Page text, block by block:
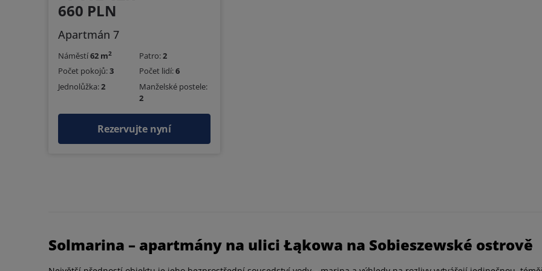
660 PLN
Apartmán 7
Náměstí62 m2 Patro:2
Počet pokojů:3 Počet lidí:6
Jednolůžka:2
Manželské postele:
2
Rezervujte nyní
Solmarina – apartmány na ulici Łąkowa na Sobieszewské ostrově